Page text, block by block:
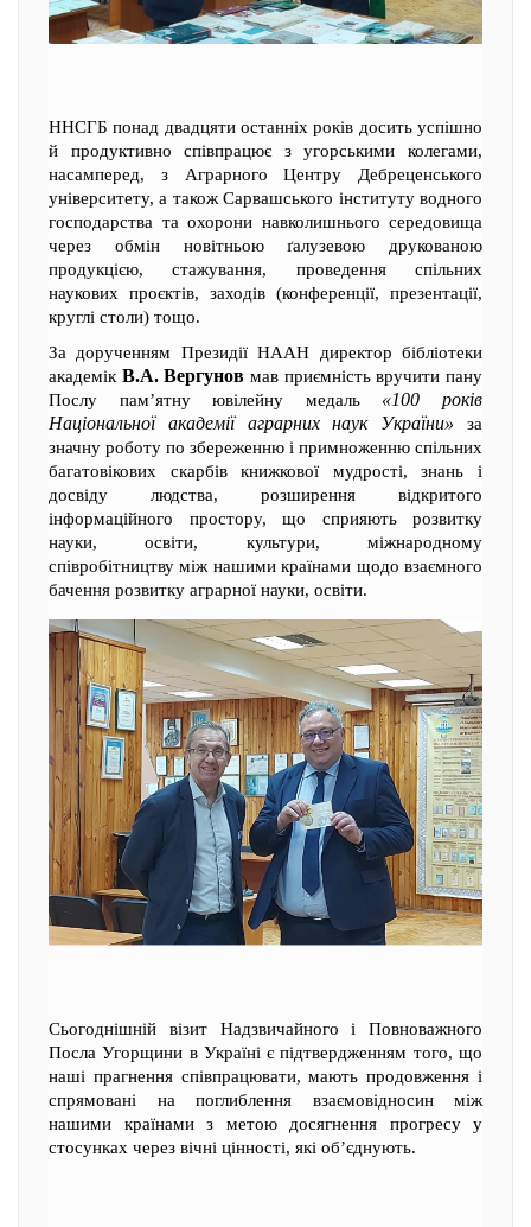
ННСГБ понад двадцяти останніх років досить успішно
й продуктивно співпрацює з угорськими колегами,
насамперед, з Аграрного Центру Дебреценського
університету, а також Сарвашського інституту водного
господарства та охорони навколишнього середовища
через обмін новітньою ґалузевою друкованою
продукцією, стажування, проведення спільних
наукових проєктів, заходів (конференції, презентації,
круглі столи) тощо.
За дорученням Президії НААН директор бібліотеки
академік В.А. Вергунов мав приємність вручити пану
Послу пам’ятну ювілейну медаль «100 років
Національної академії аграрних наук України» за
значну роботу по збереженню і примноженню спільних
багатовікових скарбів книжкової мудрості, знань і
досвіду людства, розширення відкритого
інформаційного простору, що сприяють розвитку
науки, освіти, культури, міжнародному
співробітництву між нашими країнами щодо взаємного
бачення розвитку аграрної науки, освіти.
Сьогоднішній візит Надзвичайного і Повноважного
Посла Угорщини в Україні є підтвердженням того, що
наші прагнення співпрацювати, мають продовження і
спрямовані на поглиблення взаємовідносин між
нашими країнами з метою досягнення прогресу у
стосунках через вічні цінності, які об’єднують.